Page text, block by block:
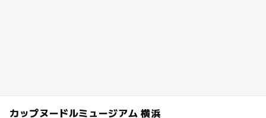
カップヌードルミュージアム 横浜